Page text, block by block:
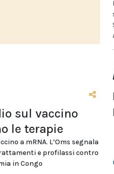
sul vaccino
le terapie
a mRNA. L’Oms segnala
e profilassi contro
in Congo